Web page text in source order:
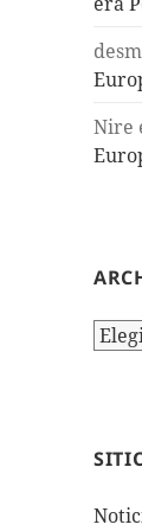
Nire